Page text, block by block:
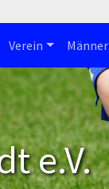
Verein Männer
e.V.